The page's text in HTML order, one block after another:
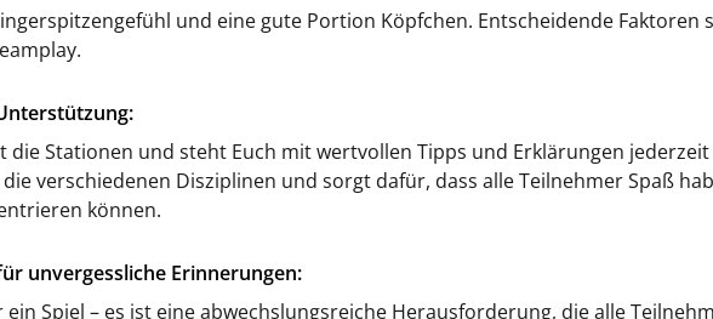
und eine gute Portion Köpfchen. Entscheidende Faktoren
Stationen und steht Euch mit wertvollen Tipps und Erklärungen
verschiedenen Disziplinen und sorgt dafür, dass alle Teilnehmer Spaß
können.
unvergessliche Erinnerungen:
ein Spiel – es ist eine abwechslungsreiche Herausforderung, die alle